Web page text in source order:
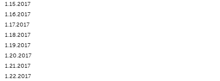
1.15.2017
1.16.2017
1.17.2017
1.18.2017
1.19.2017
1.20.2017
1.21.2017
1.22.2017